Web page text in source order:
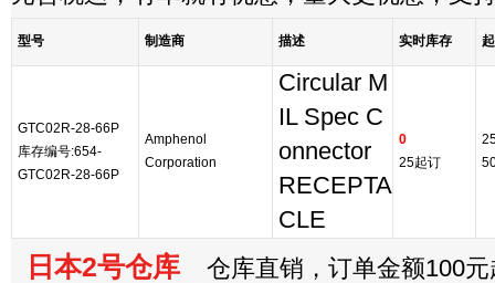
型号 制造商 描述 实时库存
GTC02R-28-66P
库存编号:654-
GTC02R-28-66P
Amphenol
Corporation
Circular M
IL Spec C
onnector
RECEPTA
CLE
0
25起订
日本2号仓库 仓库直销，订单金额100元